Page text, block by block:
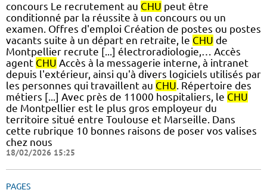
concours Le recrutement au CHU peut être
conditionné par la réussite à un concours ou un
examen. Offres d'emploi Création de postes ou postes
vacants suite à un départ en retraite, le CHU de
Montpellier recrute [...] électroradiologie,… Accès
agent CHU Accès à la messagerie interne, à intranet
depuis l'extérieur, ainsi qu'à divers logiciels utilisés par
les personnes qui travaillent au CHU. Répertoire des
métiers [...] Avec près de 11000 hospitaliers, le CHU
de Montpellier est le plus gros employeur du
territoire situé entre Toulouse et Marseille. Dans
cette rubrique 10 bonnes raisons de poser vos valises
chez nous
18/02/2026 15:25
PAGES